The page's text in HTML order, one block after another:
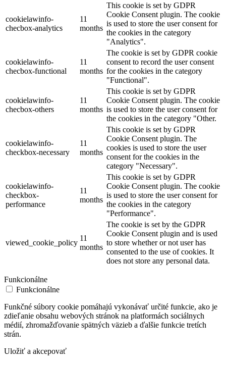
cookielawinfo-
checbox-analytics
11
months
This cookie is set by GDPR
Cookie Consent plugin. The cookie
is used to store the user consent for
the cookies in the category
"Analytics".
cookielawinfo-
checbox-functional
11
months
The cookie is set by GDPR cookie
consent to record the user consent
for the cookies in the category
"Functional".
cookielawinfo-
checbox-others
11
months
This cookie is set by GDPR
Cookie Consent plugin. The cookie
is used to store the user consent for
the cookies in the category "Other.
cookielawinfo-
checkbox-necessary
11
months
This cookie is set by GDPR
Cookie Consent plugin. The
cookies is used to store the user
consent for the cookies in the
category "Necessary".
cookielawinfo-
checkbox-
performance
11
months
This cookie is set by GDPR
Cookie Consent plugin. The cookie
is used to store the user consent for
the cookies in the category
"Performance".
viewed_cookie_policy
11
months
The cookie is set by the GDPR
Cookie Consent plugin and is used
to store whether or not user has
consented to the use of cookies. It
does not store any personal data.
Funkcionálne
Funkcionálne
Funkčné súbory cookie pomáhajú vykonávať určité funkcie, ako je
zdieľanie obsahu webových stránok na platformách sociálnych
médií, zhromažďovanie spätných väzieb a ďalšie funkcie tretích
strán.
Uložiť a akcepovať